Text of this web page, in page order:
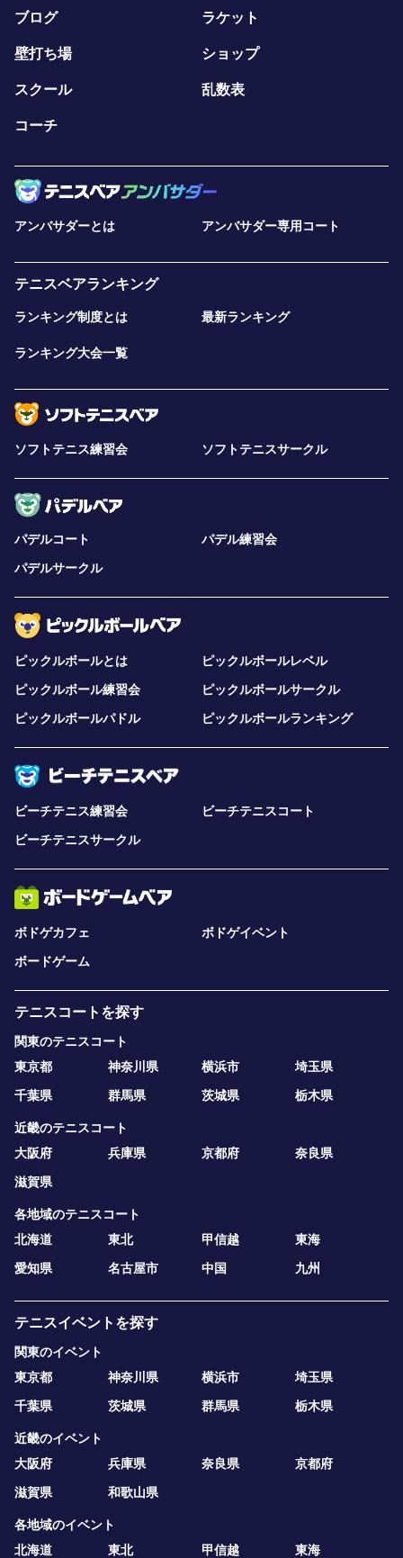
ブログ ラケット
壁打ち場 ショップ
スクール 乱数表
コーチ
アンバサダーとは アンバサダー専用コート
テニスベアランキング
ランキング制度とは 最新ランキング
ランキング大会一覧
ソフトテニス練習会 ソフトテニスサークル
パデルコート
パデル練習会
パデルサークル
ピックルボールとは
ピックルボールレベル
ピックルボール練習会
ピックルボールサークル
ピックルボールパドル
ピックルボールランキング
ビーチテニス練習会
ビーチテニスコート
ビーチテニスサークル
ボドゲカフェ
ボドゲイベント
ボードゲーム
テニスコートを探す
関東のテニスコート
東京都
神奈川県 横浜市
埼玉県
千葉県
群馬県 茨城県 栃木県
近畿のテニスコート
大阪府
兵庫県 京都府
奈良県
滋賀県
各地域のテニスコート
北海道
東北 甲信越
東海
愛知県
名古屋市 中国 九州
テニスイベントを探す
関東のイベント
東京都
神奈川県 横浜市
埼玉県
千葉県
茨城県 群馬県 栃木県
近畿のイベント
大阪府
兵庫県 奈良県
京都府
滋賀県
和歌山県
各地域のイベント
北海道
東北 甲信越 東海